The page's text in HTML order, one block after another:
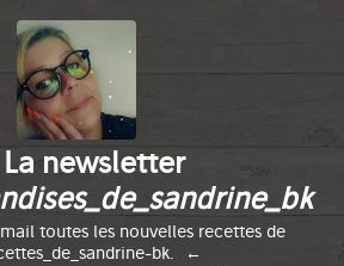
La newsletter
toutes les nouvelles recettes de
bk.